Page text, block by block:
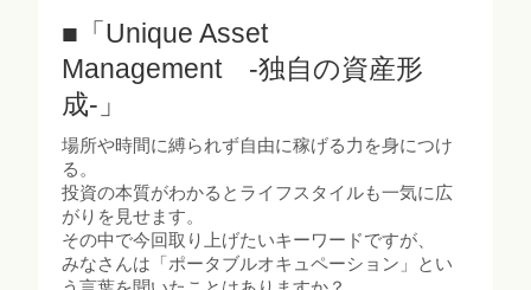
■「Unique Asset
Management -独自の資産形
成-」
場所や時間に縛られず自由に稼げる力を身につけ
る。
投資の本質がわかるとライフスタイルも一気に広
がりを見せます。
その中で今回取り上げたいキーワードですが、
みなさんは「ポータブルオキュペーション」とい